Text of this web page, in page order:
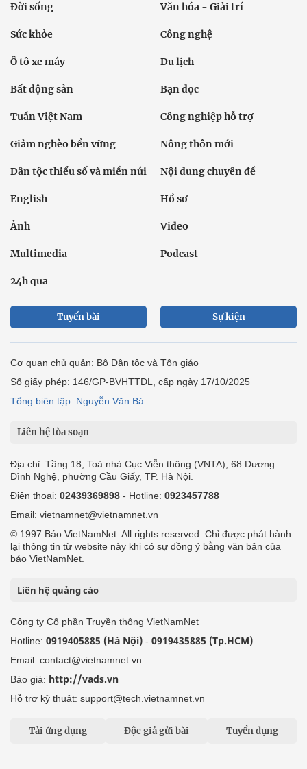
Đời sống Văn hóa - Giải trí
Sức khỏe Công nghệ
Ô tô xe máy Du lịch
Bất động sản Bạn đọc
Tuần Việt Nam Công nghiệp hỗ trợ
Giảm nghèo bền vững Nông thôn mới
Dân tộc thiểu số và miền núi Nội dung chuyên đề
English Hồ sơ
Ảnh Video
Multimedia Podcast
24h qua
Tuyến bài Sự kiện
Cơ quan chủ quản: Bộ Dân tộc và Tôn giáo
Số giấy phép: 146/GP-BVHTTDL, cấp ngày 17/10/2025
Tổng biên tập: Nguyễn Văn Bá
Liên hệ tòa soạn
Địa chỉ: Tầng 18, Toà nhà Cục Viễn thông (VNTA), 68 Dương
Đình Nghệ, phường Cầu Giấy, TP. Hà Nội.
Điện thoại: 02439369898 - Hotline: 0923457788
Email: vietnamnet@vietnamnet.vn
© 1997 Báo VietNamNet. All rights reserved. Chỉ được phát hành
lại thông tin từ website này khi có sự đồng ý bằng văn bản của
báo VietNamNet.
Liên hệ quảng cáo
Công ty Cổ phần Truyền thông VietNamNet
Hotline: 0919405885 (Hà Nội) - 0919435885 (Tp.HCM)
Email: contact@vietnamnet.vn
Báo giá: http://vads.vn
Hỗ trợ kỹ thuật: support@tech.vietnamnet.vn
Tải ứng dụng Độc giả gửi bài Tuyển dụng